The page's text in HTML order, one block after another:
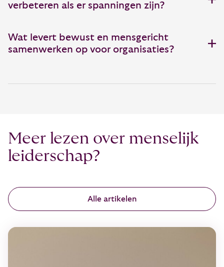
verbeteren als er spanningen zijn?
Wat levert bewust en mensgericht
samenwerken op voor organisaties?
Meer lezen over menselijk
leiderschap?
Alle artikelen